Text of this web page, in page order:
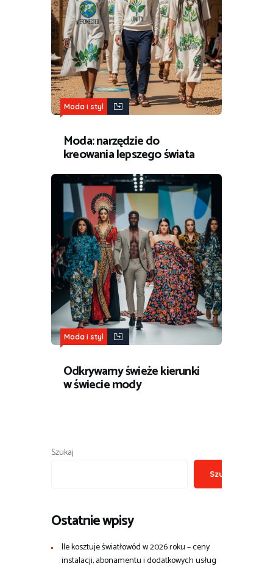
Moda i styl
Moda: narzędzie do
kreowania lepszego świata
Moda i styl
Odkrywamy świeże kierunki
w świecie mody
Szukaj
Szukaj
Ostatnie wpisy
Ile kosztuje światłowód w 2026 roku – ceny
instalacji, abonamentu i dodatkowych usług